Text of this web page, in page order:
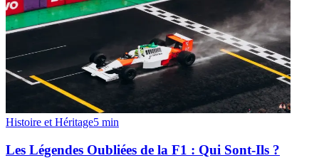
Histoire et Héritage5 min
Les Légendes Oubliées de la F1 : Qui Sont-Ils ?